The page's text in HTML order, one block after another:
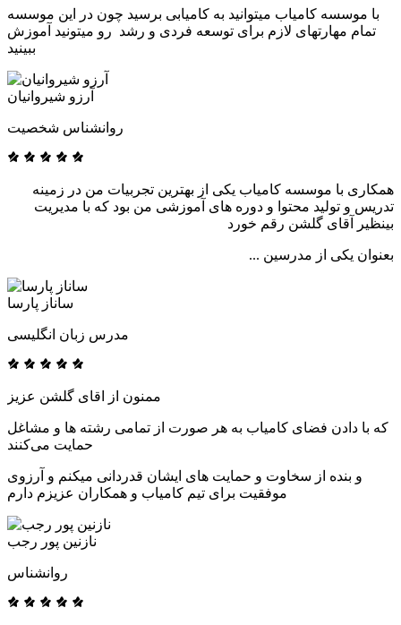
با موسسه کامیاب میتوانید به کامیابی برسید چون در این موسسه
تمام مهارتهای لازم برای توسعه فردی و رشد رو میتونید آموزش
ببینید
آرزو شیروانیان
روانشناس شخصیت
همکاری با موسسه کامیاب یکی از بهترین تجربیات من در زمینه
تدریس و تولید محتوا و دوره های آموزشی من بود که با مدیریت
بینظیر آقای گلشن رقم خورد
بعنوان یکی از مدرسین ...
ساناز پارسا
مدرس زبان انگلیسی
که با دادن فضای کامیاب به هر صورت از تمامی رشته ها و مشاغل
حمایت می‌کنند
و بنده از سخاوت و حمایت های ایشان قدردانی میکنم و آرزوی
موفقیت برای تیم کامیاب و همکاران عزیزم دارم
نازنین پور رجب
روانشناس